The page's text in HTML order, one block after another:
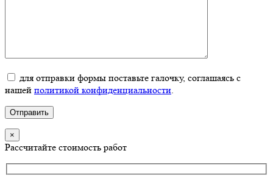
для отправки формы поставьте галочку, соглашаясь с
нашей политикой конфиденциальности
×
Рассчитайте стоимость работ